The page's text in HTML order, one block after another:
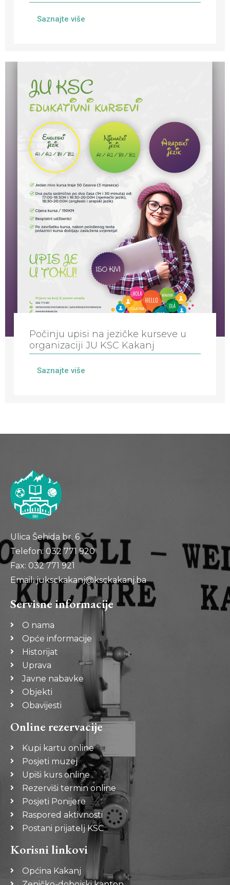
Saznajte više
Počinju upisi na jezičke kurseve u
organizaciji JU KSC Kakanj
Saznajte više
Ulica Šehida br. 6
Telefon: 032 771 920
Fax: 032 771 921
Email: juksckakanj@ksckakanj.ba
Servisne informacije
O nama
Opće informacije
Historijat
Uprava
Javne nabavke
Objekti
Obavijesti
Online rezervacije
Kupi kartu online
Posjeti muzej
Upiši kurs online
Rezerviši termin online
Posjeti Ponijere
Raspored aktivnosti
Postani prijatelj KSC
Korisni linkovi
Općina Kakanj